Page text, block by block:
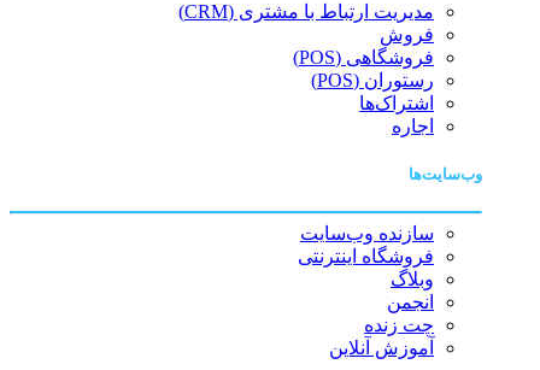
مدیریت ارتباط با مشتری (CRM)
فروش
فروشگاهی (POS)
رستوران (POS)
اشتراک‌ها
اجاره
وب‌سایت‌ها
سازنده وب‌سایت
فروشگاه اینترنتی
وبلاگ
انجمن
چت زنده
آموزش آنلاین